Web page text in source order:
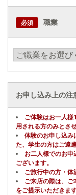
必須 職業
お申し込み上の注
ご体験はお一人
用される方のみとさ
体験のお申し込み
た、学生の方はご遠
お二人様でのお
ございます。
ご旅行中の方・体
ご来店の際は、
をご提示いただきます